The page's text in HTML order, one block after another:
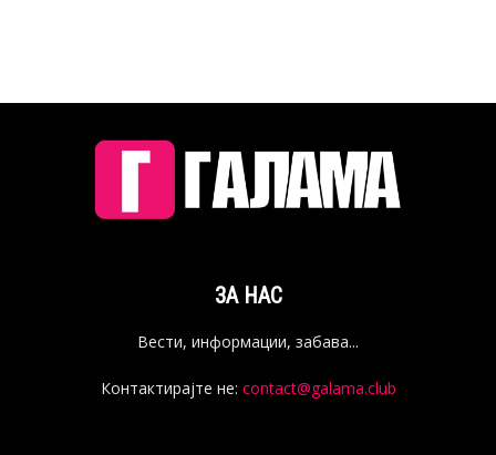
ЗА НАС
Вести, информации, забава...
Контактирајте не: contact@galama.club